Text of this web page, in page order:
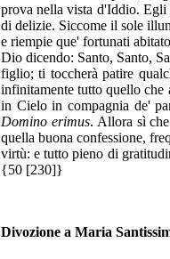
prova nella vista d'Iddio.
di delizie. Siccome il sole
e riempie que' fortunati
Dio dicendo: Santo, Santo,
figlio; ti toccherà patire
infinitamente tutto quello che
in Cielo in compagnia de'
Domino erimus. Allora sì
quella buona confessione,
virtù: e tutto pieno di
{50 [230]}
Divozione a Maria